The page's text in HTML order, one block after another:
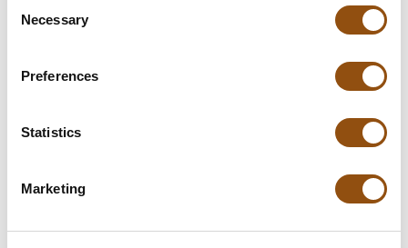
Selection
Necessary
Preferences
Statistics
Marketing
**Uiteindelijke prijzen kunnen afwijken door mogelijke hercalculaties in
Specificaties